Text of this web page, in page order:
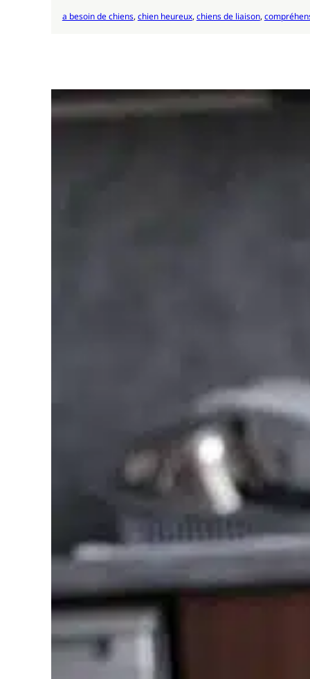
a besoin de chiens, chien heureux, chiens de liaison,